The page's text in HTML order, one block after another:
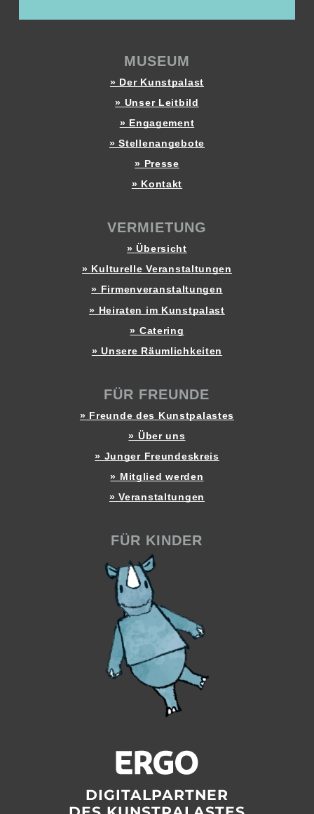
MUSEUM
» Der Kunstpalast
» Unser Leitbild
» Engagement
» Stellenangebote
» Presse
» Kontakt
VERMIETUNG
» Übersicht
» Kulturelle Veranstaltungen
» Firmenveranstaltungen
» Heiraten im Kunstpalast
» Catering
» Unsere Räumlichkeiten
FÜR FREUNDE
» Freunde des Kunstpalastes
» Über uns
» Junger Freundeskreis
» Mitglied werden
» Veranstaltungen
FÜR KINDER
DIGITALPARTNER